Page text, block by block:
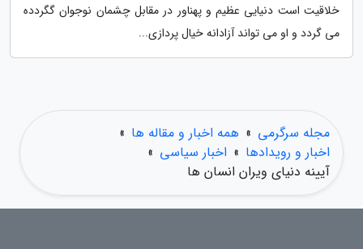
خلاقیت است دنیایی عظیم و پهناور در مقابل چشمان نوجوان گگردده
می گردد و او می تواند آزادانه خیال پردازی...
مجله سرگرمی » همه اخبار و مقاله ها »
اخبار و رویدادها » اخبار سیاسی »
آیینه دنیای ویران انسان ها